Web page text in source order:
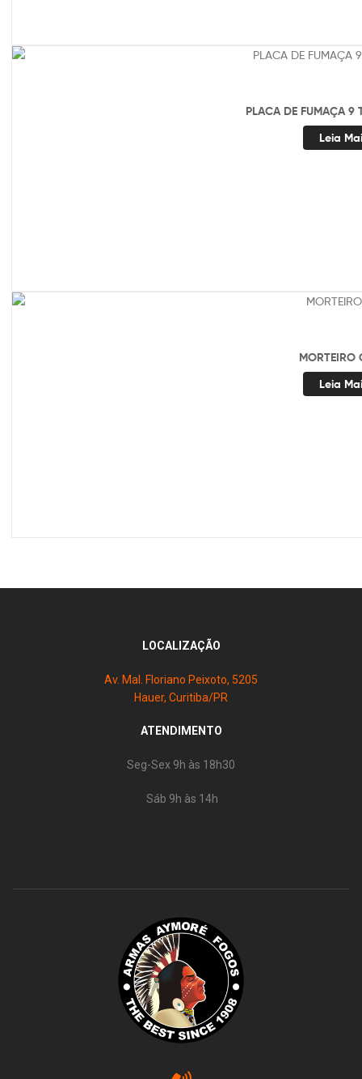
PLACA DE FUMAÇA 9
Leia
MORTEIRO
Leia
LOCALIZAÇÃO
Av. Mal. Floriano Peixoto, 5205
Hauer, Curitiba/PR
ATENDIMENTO
Seg-Sex 9h às 18h30
Sáb 9h às 14h